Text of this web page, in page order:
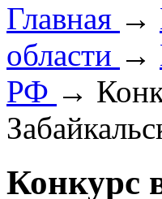
Главная →
области →
РФ →
Конкурс